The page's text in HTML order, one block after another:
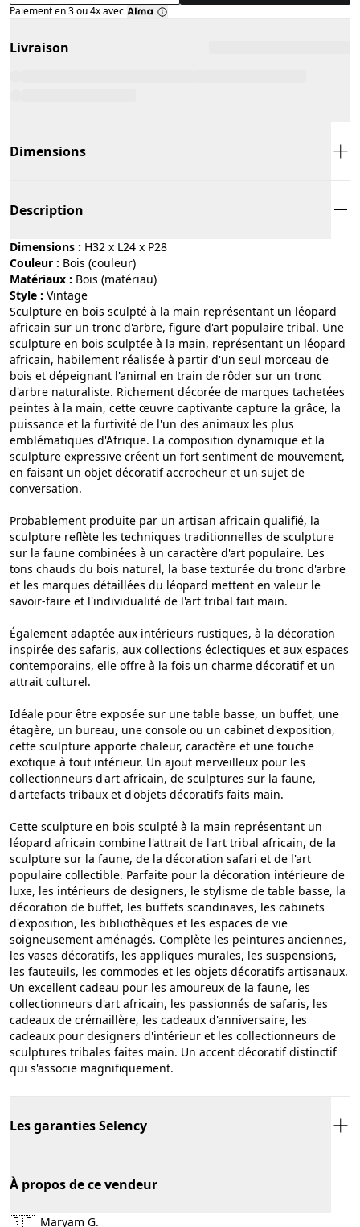
Paiement en 3 ou 4x avec
Livraison
Dimensions
Description
Dimensions : H32 x L24 x P28
Couleur :
bois (couleur)
Matériaux :
bois (matériau)
Style :
vintage
Sculpture en bois sculpté à la main représentant un léopard
africain sur un tronc d'arbre, figure d'art populaire tribal. Une
sculpture en bois sculptée à la main, représentant un léopard
africain, habilement réalisée à partir d'un seul morceau de
bois et dépeignant l'animal en train de rôder sur un tronc
d'arbre naturaliste. Richement décorée de marques tachetées
peintes à la main, cette œuvre captivante capture la grâce, la
puissance et la furtivité de l'un des animaux les plus
emblématiques d'Afrique. La composition dynamique et la
sculpture expressive créent un fort sentiment de mouvement,
en faisant un objet décoratif accrocheur et un sujet de
conversation.
Probablement produite par un artisan africain qualifié, la
sculpture reflète les techniques traditionnelles de sculpture
sur la faune combinées à un caractère d'art populaire. Les
tons chauds du bois naturel, la base texturée du tronc d'arbre
et les marques détaillées du léopard mettent en valeur le
savoir-faire et l'individualité de l'art tribal fait main.
Également adaptée aux intérieurs rustiques, à la décoration
inspirée des safaris, aux collections éclectiques et aux espaces
contemporains, elle offre à la fois un charme décoratif et un
attrait culturel.
Idéale pour être exposée sur une table basse, un buffet, une
étagère, un bureau, une console ou un cabinet d'exposition,
cette sculpture apporte chaleur, caractère et une touche
exotique à tout intérieur. Un ajout merveilleux pour les
collectionneurs d'art africain, de sculptures sur la faune,
d'artefacts tribaux et d'objets décoratifs faits main.
Cette sculpture en bois sculpté à la main représentant un
léopard africain combine l'attrait de l'art tribal africain, de la
sculpture sur la faune, de la décoration safari et de l'art
populaire collectible. Parfaite pour la décoration intérieure de
luxe, les intérieurs de designers, le stylisme de table basse, la
décoration de buffet, les buffets scandinaves, les cabinets
d'exposition, les bibliothèques et les espaces de vie
soigneusement aménagés. Complète les peintures anciennes,
les vases décoratifs, les appliques murales, les suspensions,
les fauteuils, les commodes et les objets décoratifs artisanaux.
Un excellent cadeau pour les amoureux de la faune, les
collectionneurs d'art africain, les passionnés de safaris, les
cadeaux de crémaillère, les cadeaux d'anniversaire, les
cadeaux pour designers d'intérieur et les collectionneurs de
sculptures tribales faites main. Un accent décoratif distinctif
qui s'associe magnifiquement.
Les garanties Selency
À propos de ce vendeur
🇬🇧 Maryam G.